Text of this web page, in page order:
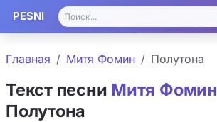
PESNI
Главная Митя Фомин Полутона
Текст песни Митя Фомин
Полутона